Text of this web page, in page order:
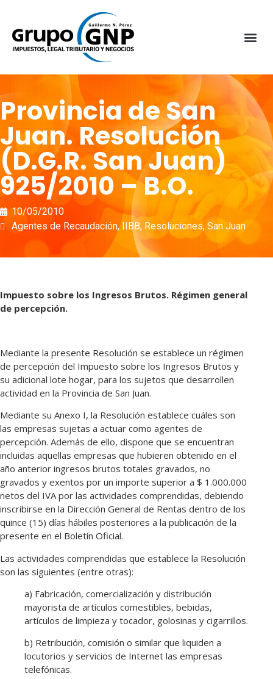
Provincia de San
Juan. Resolución
(D.G.R. San Juan)
925/2010 – B.O.
10/05/2010
Agentes de Recaudación,IIBB, Resoluciones, San Juan
Impuesto sobre los Ingresos Brutos. Régimen general
de percepción.
Mediante la presente Resolución se establece un régimen
de percepción del Impuesto sobre los Ingresos Brutos y
su adicional lote hogar, para los sujetos que desarrollen
actividad en la Provincia de San Juan.
Mediante su Anexo I, la Resolución establece cuáles son
las empresas sujetas a actuar como agentes de
percepción. Además de ello, dispone que se encuentran
incluidas aquellas empresas que hubieren obtenido en el
año anterior ingresos brutos totales gravados, no
gravados y exentos por un importe superior a $ 1.000.000
netos del IVA por las actividades comprendidas, debiendo
inscribirse en la Dirección General de Rentas dentro de los
quince (15) días hábiles posteriores a la publicación de la
presente en el Boletín Oficial.
Las actividades comprendidas que establece la Resolución
son las siguientes (entre otras):
a) Fabricación, comercialización y distribución
mayorista de artículos comestibles, bebidas,
artículos de limpieza y tocador, golosinas y cigarrillos.
b) Retribución, comisión o similar que liquiden a
locutorios y servicios de Internet las empresas
telefónicas.